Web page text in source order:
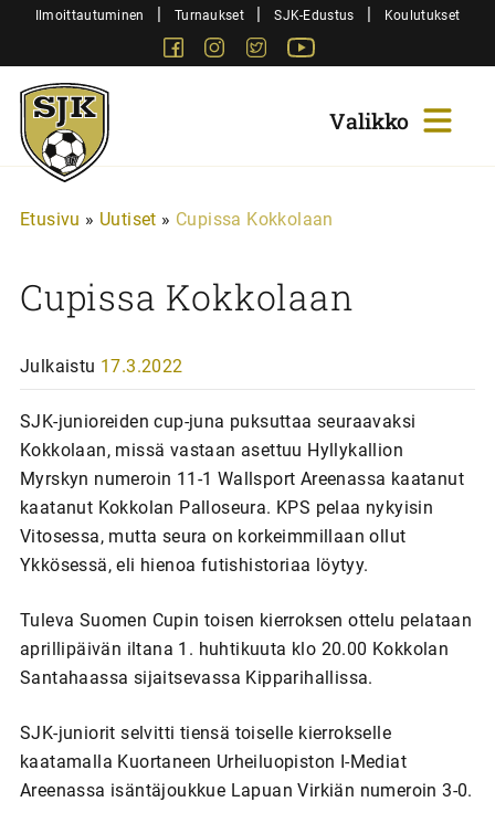
SiirryIlmoittautuminen | Turnaukset | SJK-Edustus | Koulutukset
FacebookInstagram
Twitter
Sjk-
Juniorit
Etusivu » Uutiset » Cupissa Kokkolaan
Cupissa Kokkolaan
Julkaistu 17.3.2022
SJK-junioreiden cup-juna puksuttaa seuraavaksi
Kokkolaan, missä vastaan asettuu Hyllykallion
Myrskyn numeroin 11-1 Wallsport Areenassa kaatanut
kaatanut Kokkolan Palloseura. KPS pelaa nykyisin
Vitosessa, mutta seura on korkeimmillaan ollut
Ykkösessä, eli hienoa futishistoriaa löytyy.
Tuleva Suomen Cupin toisen kierroksen ottelu pelataan
aprillipäivän iltana 1. huhtikuuta klo 20.00 Kokkolan
Santahaassa sijaitsevassa Kipparihallissa.
SJK-juniorit selvitti tiensä toiselle kierrokselle
kaatamalla Kuortaneen Urheiluopiston I-Mediat
Areenassa isäntäjoukkue Lapuan Virkiän numeroin 3-0.